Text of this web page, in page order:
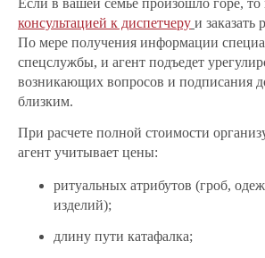
Если в вашей семье произошло горе, то
консультацией к диспетчеру и заказать
По мере получения информации
спецслужбы, и агент подъедет
возникающих вопросов и подписания
близким.
При расчете полной стоимости
агент учитывает цены:
ритуальных атрибутов (гроб,
изделий);
длину пути катафалка;